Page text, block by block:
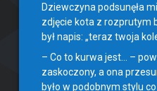
Dziewczyna podsunęła
zdjęcie kota z rozprutym
był napis: „teraz twoja
– Co to kurwa jest… –
zaskoczony, a ona
było w podobnym stylu